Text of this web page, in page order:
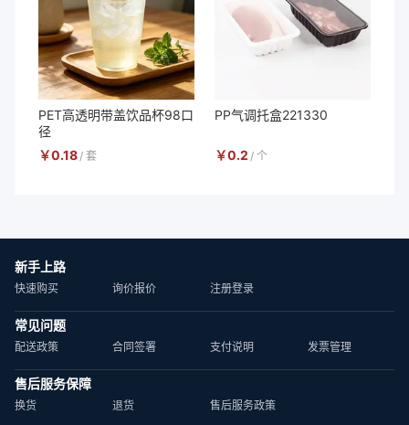
PET高透明带盖饮品杯98口
径
￥0.18/ 套
PP气调托盒221330
￥0.2 / 个
新手上路
快速购买 询价报价 注册登录
常见问题
配送政策 合同签署 支付说明 发票管理
售后服务保障
换货 退货 售后服务政策